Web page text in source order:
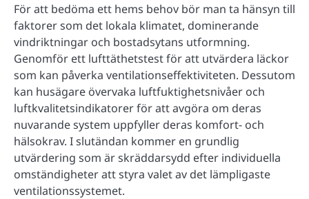
För att bedöma ett hems behov bör man ta hänsyn till
faktorer som det lokala klimatet, dominerande
vindriktningar och bostadsytans utformning.
Genomför ett lufttäthetstest för att utvärdera läckor
som kan påverka ventilationseffektiviteten. Dessutom
kan husägare övervaka luftfuktighetsnivåer och
luftkvalitetsindikatorer för att avgöra om deras
nuvarande system uppfyller deras komfort- och
hälsokrav. I slutändan kommer en grundlig
utvärdering som är skräddarsydd efter individuella
omständigheter att styra valet av det lämpligaste
ventilationssystemet.